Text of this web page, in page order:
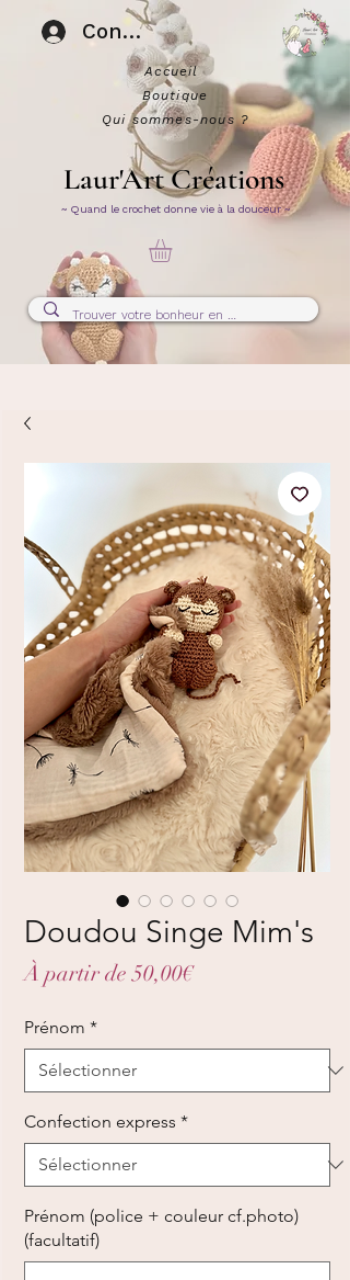
Connexion
Accueil
Boutique
Qui sommes-nous ?
Laur'Art Créations
~ Quand le crochet donne vie à la douceur ~
Doudou Singe Mim's
À partir de50,00€Prix
Prénom *
Confection express *
Prénom (police + couleur cf.photo)
(facultatif)